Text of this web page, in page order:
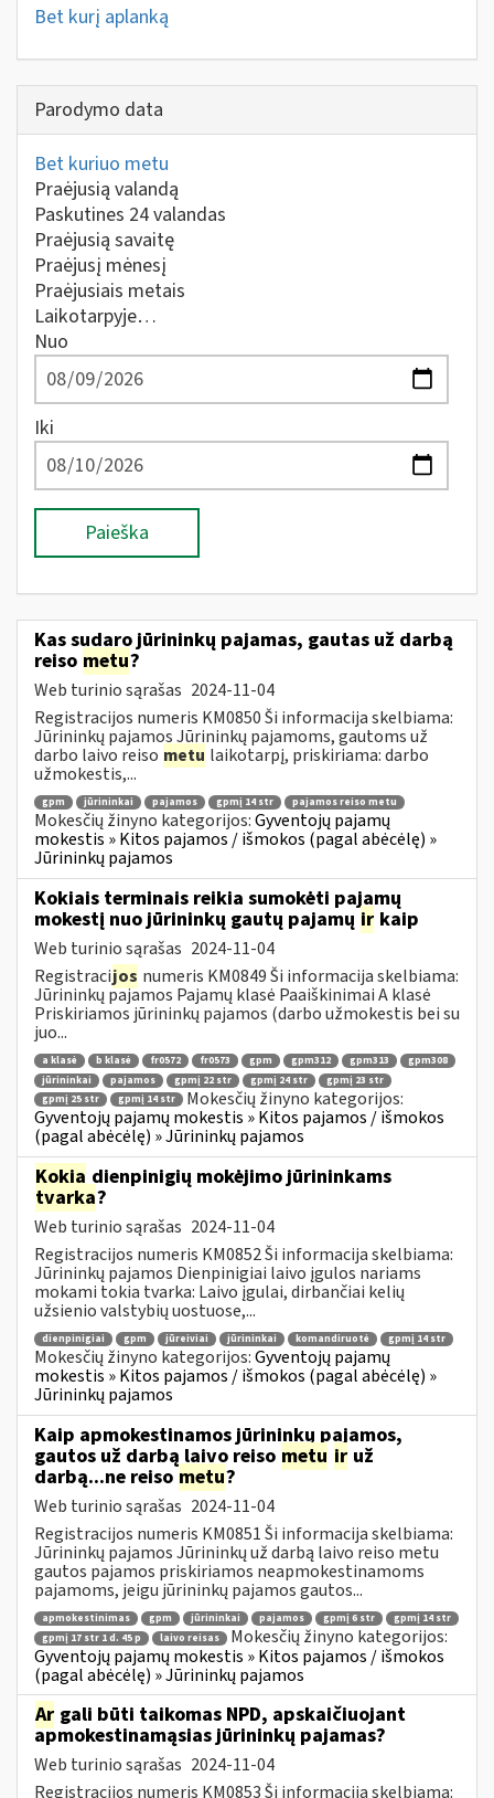
Bet kurį aplanką
Parodymo data
Bet kuriuo metu
Praėjusią valandą
Paskutines 24 valandas
Praėjusią savaitę
Praėjusį mėnesį
Praėjusiais metais
Laikotarpyje…
Nuo
Iki
Paieška
Kas sudaro jūrininkų pajamas, gautas už darbą
reiso metu?
Web turinio sąrašas 2024-11-04
Registracijos numeris KM0850 Ši informacija skelbiama:
Jūrininkų pajamos Jūrininkų pajamoms, gautoms už
darbo laivo reiso metu laikotarpį, priskiriama: darbo
užmokestis,...
gpm jūrininkai pajamos gpmį 14 str pajamos reiso metu
Mokesčių žinyno kategorijos:Gyventojų pajamų
mokestis » Kitos pajamos / išmokos (pagal abėcėlę) »
Jūrininkų pajamos
Kokiais terminais reikia sumokėti pajamų
mokestį nuo jūrininkų gautų pajamų ir kaip
Web turinio sąrašas 2024-11-04
Registracijos numeris KM0849 Ši informacija skelbiama:
Jūrininkų pajamos Pajamų klasė Paaiškinimai A klasė
Priskiriamos jūrininkų pajamos (darbo užmokestis bei su
juo...
a klasė b klasė fr0572 fr0573 gpm gpm312 gpm313
gpm308
jūrininkai
pajamos gpmį 22 str gpmį 24 str
gpmį 23 str
gpmį 25 str
gpmį 14 str
Mokesčių žinyno kategorijos:
Gyventojų pajamų mokestis » Kitos pajamos / išmokos
(pagal abėcėlę) » Jūrininkų pajamos
Kokia dienpinigių mokėjimo jūrininkams
tvarka?
Web turinio sąrašas 2024-11-04
Registracijos numeris KM0852 Ši informacija skelbiama:
Jūrininkų pajamos Dienpinigiai laivo įgulos nariams
mokami tokia tvarka: Laivo įgulai, dirbančiai kelių
užsienio valstybių uostuose,...
dienpinigiai gpm jūreiviai jūrininkai komandiruotė gpmį 14 str
Mokesčių žinyno kategorijos:Gyventojų pajamų
mokestis » Kitos pajamos / išmokos (pagal abėcėlę) »
Jūrininkų pajamos
Kaip apmokestinamos jūrininkų pajamos,
gautos už darbą laivo reiso metu ir už
darbą...ne reiso metu?
Web turinio sąrašas 2024-11-04
Registracijos numeris KM0851 Ši informacija skelbiama:
Jūrininkų pajamos Jūrininkų už darbą laivo reiso metu
gautos pajamos priskiriamos neapmokestinamoms
pajamoms, jeigu jūrininkų pajamos gautos...
apmokestinimas gpm jūrininkai pajamos gpmį 6 str
gpmį 14 str
gpmį 17 str 1 d. 45 p
laivo reisas
Mokesčių žinyno kategorijos:
Gyventojų pajamų mokestis » Kitos pajamos / išmokos
(pagal abėcėlę) » Jūrininkų pajamos
Ar gali būti taikomas NPD, apskaičiuojant
apmokestinamąsias jūrininkų pajamas?
Web turinio sąrašas 2024-11-04
Registracijos numeris KM0853 Ši informacija skelbiama: